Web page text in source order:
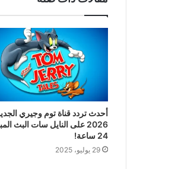
أحدث تردد قناة توم وجيري
2026 على النايل سات البث
24 ساعة!
29 يوليو، 2025